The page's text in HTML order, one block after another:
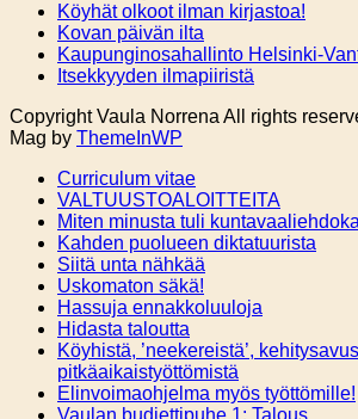
Köyhät olkoot ilman kirjastoa!
Kovan päivän ilta
Kaupunginosahallinto Helsinki-
Itsekkyyden ilmapiiristä
Copyright Vaula Norrena All rights
Mag by ThemeInWP
Curriculum vitae
VALTUUSTOALOITTEITA
Miten minusta tuli
Kahden puolueen diktatuurista
Siitä unta nähkää
Uskomaton säkä!
Hassuja ennakkoluuloja
Hidasta taloutta
Köyhistä, ’neekereistä’,
pitkäaikaistyöttömistä
Elinvoimaohjelma myös työttömille!